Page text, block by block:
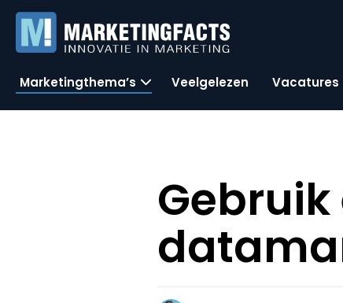
Marketingthema’s Veelgelezen Vacatures